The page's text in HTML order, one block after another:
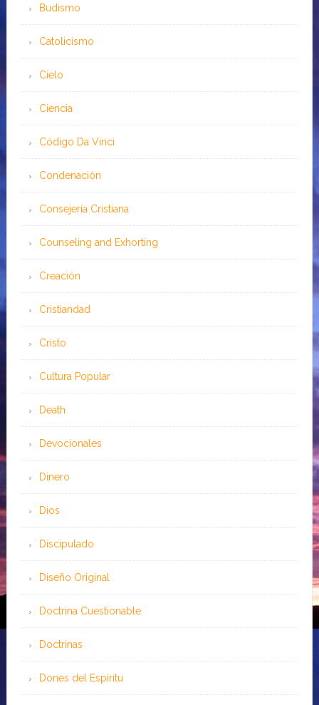
Budismo
Catolicismo
Cielo
Ciencia
Código Da Vinci
Condenación
Consejería Cristiana
Counseling and Exhorting
Creación
Cristiandad
Cristo
Cultura Popular
Death
Devocionales
Dinero
Dios
Discipulado
Diseño Original
Doctrina Cuestionable
Doctrinas
Dones del Espíritu